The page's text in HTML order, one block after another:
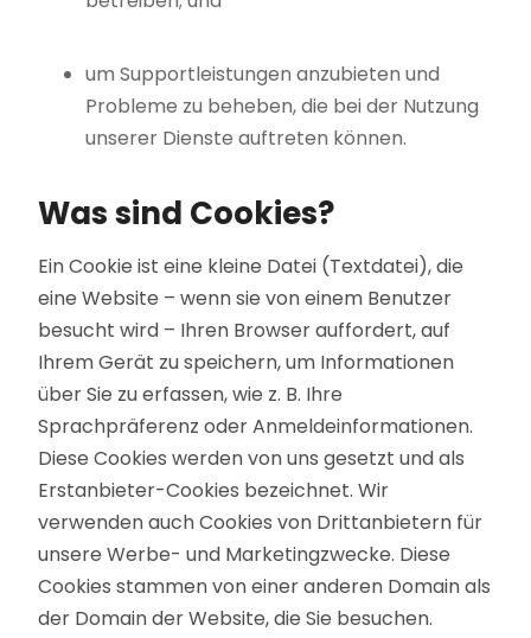
um Supportleistungen anzubieten und
Probleme zu beheben, die bei der Nutzung
unserer Dienste auftreten können.
Was sind Cookies?
Ein Cookie ist eine kleine Datei (Textdatei), die
eine Website – wenn sie von einem Benutzer
besucht wird – Ihren Browser auffordert, auf
Ihrem Gerät zu speichern, um Informationen
über Sie zu erfassen, wie z. B. Ihre
Sprachpräferenz oder Anmeldeinformationen.
Diese Cookies werden von uns gesetzt und als
Erstanbieter-Cookies bezeichnet. Wir
verwenden auch Cookies von Drittanbietern für
unsere Werbe- und Marketingzwecke. Diese
Cookies stammen von einer anderen Domain als
der Domain der Website, die Sie besuchen.